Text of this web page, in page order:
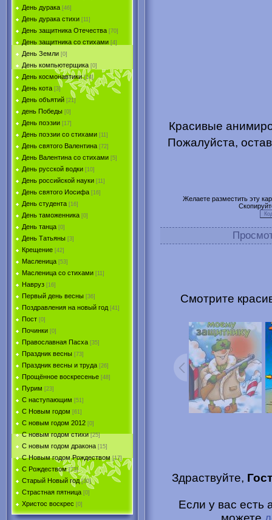
День дурака [46]
День дурака стихи [11]
День защитника Отечества [70]
День защитника со стихами [4]
День Земли [0]
День компьютерщика [0]
День космонавтики [14]
День кота [3]
День объятий [21]
день Победы [0]
День поэзии [17]
День поэзии со стихами [11]
День святого Валентина [72]
День Валентина со стихами [5]
День русской водки [10]
День российской науки [11]
День святого Иосифа [16]
День студента [16]
День таможенника [0]
День танца [0]
День Татьяны [3]
Крещение [42]
Масленица [53]
Масленица со стихами [11]
Навруз [16]
Первый день весны [36]
Поздравления на новый год [41]
Пост [0]
Починки [0]
Православная Пасха [35]
Праздник весны [73]
Праздник весны и труда [26]
Прощённое воскресенье [48]
Пурим [23]
C наступающим [51]
С Новым годом [61]
С новым годом 2012 [0]
С новым годом стихи [25]
С новым годом дракона [15]
C Новым годом Рождеством [17]
С Рождеством [73]
Старый Новый год [30]
Страстная пятница [0]
Христоc воскрес [0]
Красивые
Пожалуйста,
Желаете разместить эту
Смотрите
Здраствуйте,
Если у вас есть